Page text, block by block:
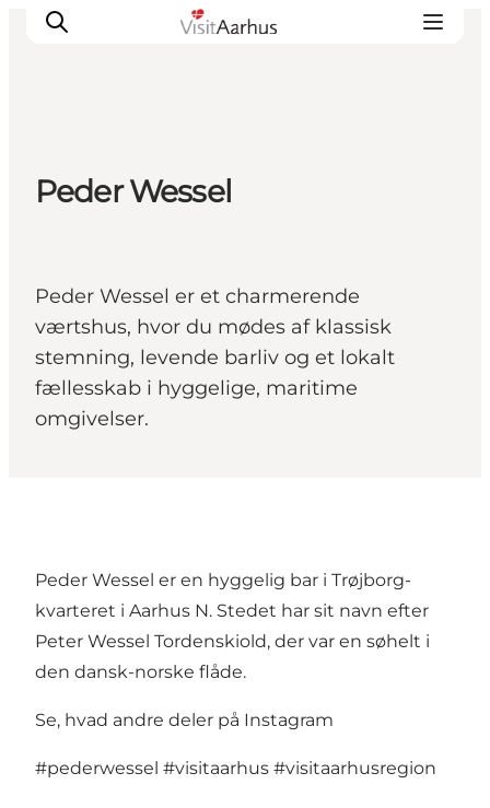
Oplevelser
Transport
Peder Wessel
Peder Wessel er et charmerende
værtshus, hvor du mødes af klassisk
stemning, levende barliv og et lokalt
fællesskab i hyggelige, maritime
omgivelser.
Peder Wessel er en hyggelig bar i Trøjborg-
kvarteret i Aarhus N. Stedet har sit navn efter
Peter Wessel Tordenskiold, der var en søhelt i
den dansk-norske flåde.
Se, hvad andre deler på Instagram
#pederwessel #visitaarhus #visitaarhusregion